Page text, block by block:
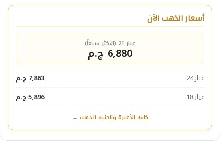
أسعار الذهب الآن
عيار 21 (الأكثر مبيعاً)
6,880 ج.م
عيار 24
7,863 ج.م
عيار 18
5,896 ج.م
كافة الأعيرة والجنيه الذهب ←